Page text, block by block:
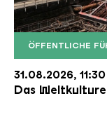
ÖFFENTLICHE
Der
Copyright:
31.08.2026,
Das